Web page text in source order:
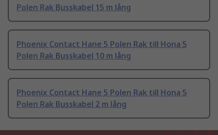
Polen Rak Busskabel 15 m lång
Phoenix Contact Hane 5 Polen Rak till Hona 5
Polen Rak Busskabel 10 m lång
Phoenix Contact Hane 5 Polen Rak till Hona 5
Polen Rak Busskabel 2 m lång